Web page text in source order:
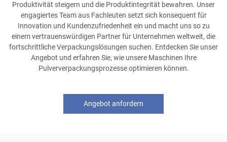
Produktivität steigern und die Produktintegrität bewahren. Unser
engagiertes Team aus Fachleuten setzt sich konsequent für
Innovation und Kundenzufriedenheit ein und macht uns so zu
einem vertrauenswürdigen Partner für Unternehmen weltweit, die
fortschrittliche Verpackungslösungen suchen. Entdecken Sie unser
Angebot und erfahren Sie, wie unsere Maschinen Ihre
Pulververpackungsprozesse optimieren können.
Angebot anfordern